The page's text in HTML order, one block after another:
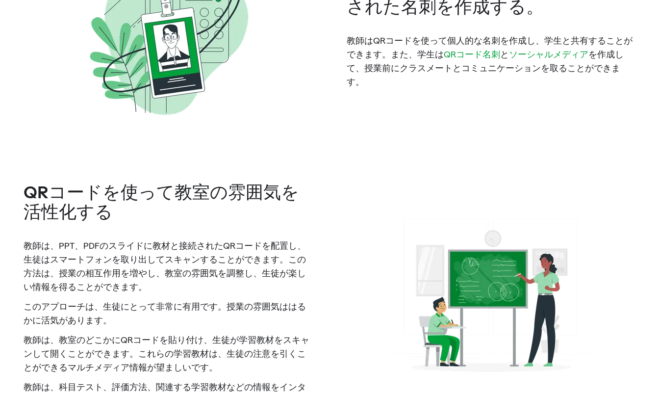
された名刺を作成する。
教師はQRコードを使って個人的な名刺を作成し、学生と共有することが
できます。また、学生はQRコード名刺 と ソーシャルメディアを作成し
て、授業前にクラスメートとコミュニケーションを取ることができま
す。
QRコードを使って教室の雰囲気を
活性化する
教師は、PPT、PDFのスライドに教材と接続されたQRコードを配置し、
生徒はスマートフォンを取り出してスキャンすることができます。この
方法は、授業の相互作用を増やし、教室の雰囲気を調整し、生徒が楽し
い情報を得ることができます。
このアプローチは、生徒にとって非常に有用です。授業の雰囲気ははる
かに活気があります。
教師は、教室のどこかにQRコードを貼り付け、生徒が学習教材をスキャ
ンして開くことができます。これらの学習教材は、生徒の注意を引くこ
とができるマルチメディア情報が望ましいです。
教師は、科目テスト、評価方法、関連する学習教材などの情報をインタ